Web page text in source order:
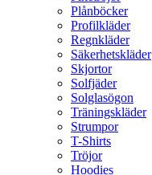
Plånböcker
Profilkläder
Regnkläder
Säkerhetskläder
Skjortor
Solfjäder
Solglasögon
Träningskläder
Strumpor
T-Shirts
Tröjor
Hoodies